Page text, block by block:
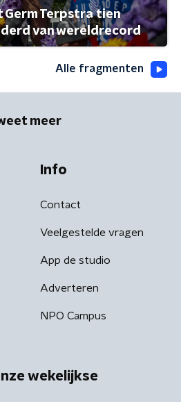
Terpstra tien
van wereldrecord
Alle fragmenten
meer
Info
Contact
Veelgestelde vragen
App de studio
Adverteren
NPO Campus
wekelijkse